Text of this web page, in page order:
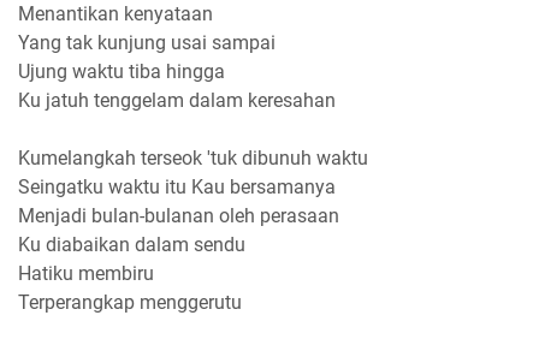
Menantikan kenyataan
Yang tak kunjung usai sampai
Ujung waktu tiba hingga
Ku jatuh tenggelam dalam keresahan
Kumelangkah terseok 'tuk dibunuh waktu
Seingatku waktu itu Kau bersamanya
Menjadi bulan-bulanan oleh perasaan
Ku diabaikan dalam sendu
Hatiku membiru
Terperangkap menggerutu